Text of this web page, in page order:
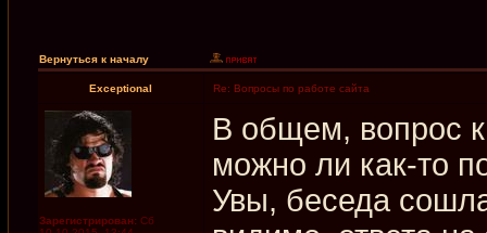
Вернуться к началу
Exceptional Re: Вопросы по работе сайта
Зарегистрирован: Сб
В общем, вопрос
можно ли как-то
Увы, беседа